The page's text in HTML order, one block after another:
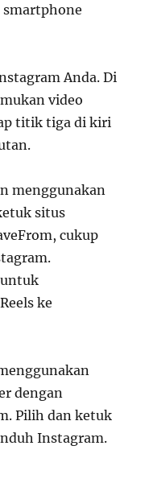
smartphone
Anda. Di
video
titik tiga di kiri
menggunakan
situs
cukup
ke
dengan
Pilih dan ketuk
Instagram.